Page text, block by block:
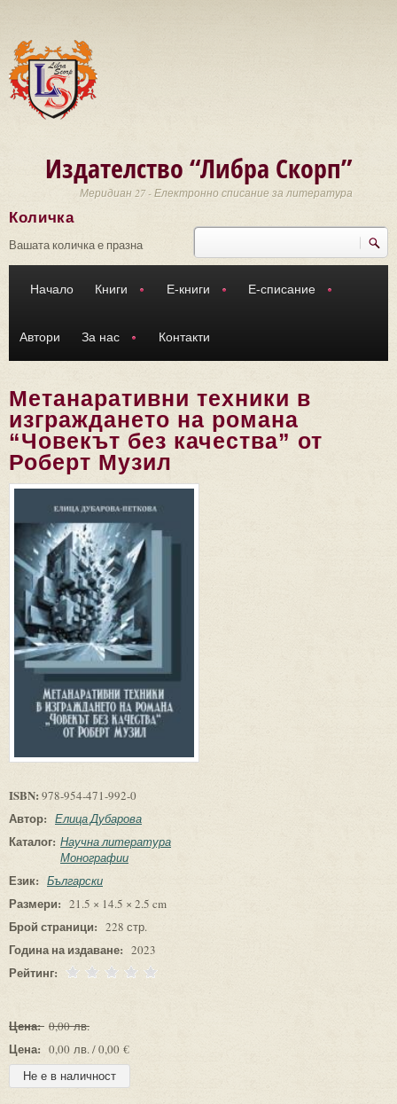
Издателство “Либра Скорп”
Меридиан 27 - Електронно списание за литература
Търси
Количка
Вашата количка е празна
Начало Книги Е-книги Е-списание
Автори За нас Контакти
Метанаративни техники в
изграждането на романа
“Човекът без качества” от
Роберт Музил
ISBN: 978-954-471-992-0
Автор: Елица Дубарова
Каталог: Научна литература
Монографии
Език: Български
Размери: 21.5 × 14.5 × 2.5 cm
Брой страници: 228 стр.
Година на издаване: 2023
Рейтинг:
Цена: 0,00 лв.
Цена: 0,00 лв. / 0,00 €